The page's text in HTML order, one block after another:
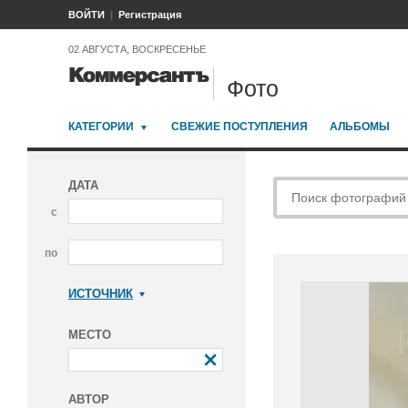
ВОЙТИ Регистрация
02 АВГУСТА, ВОСКРЕСЕНЬЕ
Фото
КАТЕГОРИИ СВЕЖИЕ ПОСТУПЛЕНИЯ АЛЬБОМЫ
ДАТА
с
по
ИСТОЧНИК
МЕСТО
АВТОР